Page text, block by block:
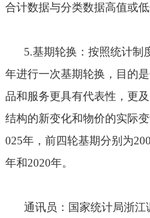
合计数据与分类数据高值或低
5.基期轮换：按照统计制
年进行一次基期轮换，目的
品和服务更具有代表性，更
结构的新变化和物价的实际
025年，前四轮基期分别为
年和2020年。
通讯员：国家统计局浙江